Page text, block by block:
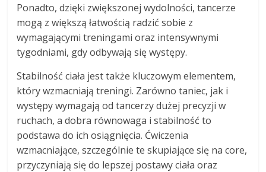
Ponadto, dzięki zwiększonej wydolności, tancerze
mogą z większą łatwością radzić sobie z
wymagającymi treningami oraz intensywnymi
tygodniami, gdy odbywają się występy.
Stabilność ciała jest także kluczowym elementem,
który wzmacniają treningi. Zarówno taniec, jak i
występy wymagają od tancerzy dużej precyzji w
ruchach, a dobra równowaga i stabilność to
podstawa do ich osiągnięcia. Ćwiczenia
wzmacniające, szczególnie te skupiające się na core,
przyczyniają się do lepszej postawy ciała oraz